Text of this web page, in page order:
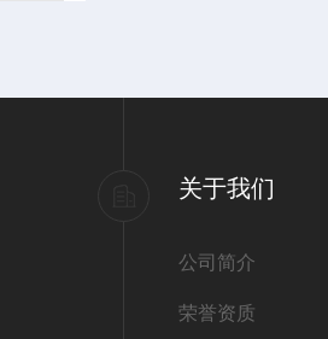
关于我们
公司简介
荣誉资质